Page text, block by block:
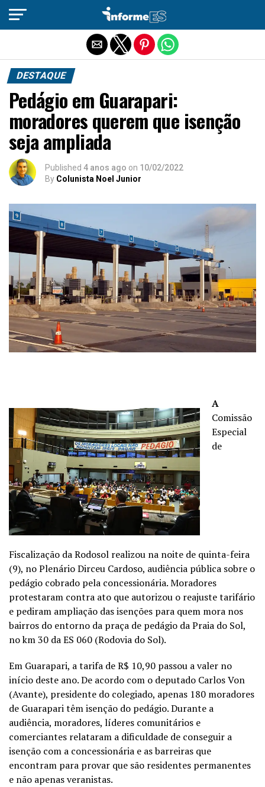
DESTAQUE
Pedágio em Guarapari:
moradores querem que isenção
seja ampliada
Published 4 anos ago on 10/02/2022
By Colunista Noel Junior
A
Comissão
Especial
de
Fiscalização da Rodosol realizou na noite de quinta-feira
(9), no Plenário Dirceu Cardoso, audiência pública sobre o
pedágio cobrado pela concessionária. Moradores
protestaram contra ato que autorizou o reajuste tarifário
e pediram ampliação das isenções para quem mora nos
bairros do entorno da praça de pedágio da Praia do Sol,
no km 30 da ES 060 (Rodovia do Sol).
Em Guarapari, a tarifa de R$ 10,90 passou a valer no
início deste ano. De acordo com o deputado Carlos Von
(Avante), presidente do colegiado, apenas 180 moradores
de Guarapari têm isenção do pedágio. Durante a
audiência, moradores, líderes comunitários e
comerciantes relataram a dificuldade de conseguir a
isenção com a concessionária e as barreiras que
encontram para provar que são residentes permanentes
e não apenas veranistas.
Sair da versão mobile